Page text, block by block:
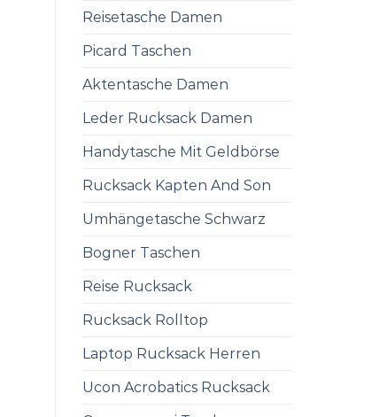
Reisetasche Damen
Picard Taschen
Aktentasche Damen
Leder Rucksack Damen
Handytasche Mit Geldbörse
Rucksack Kapten And Son
Umhängetasche Schwarz
Bogner Taschen
Reise Rucksack
Rucksack Rolltop
Laptop Rucksack Herren
Ucon Acrobatics Rucksack